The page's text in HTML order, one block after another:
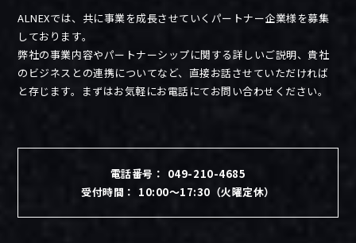
込んできてください。
ALNEXでは、共に事業を成長させていくパートナー企業様を募集
しております。
弊社の事業内容やパートナーシップに関する詳しいご説明、貴社
のビジネスとの連携についてなど、直接お話させていただければ
と存じます。まずはお気軽にお電話にてお問い合わせください。
電話番号： 049-210-4685
受付時間： 10:00〜17:30（火曜定休）